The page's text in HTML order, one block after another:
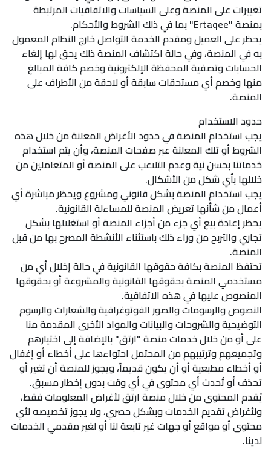
تغييرات على المنصة وعلى السياسات والاتفاقيات المرتبطة
بمنصة "Ertaqee" بما في ذلك الشروط والأحكام.
يحظر على العميل ومقدم الخدمة التواصل خارج النظام المعمول
به في المنصة، وفي حالة اكتشاف المنصة ذلك يحق لها إلغاء
الحسابات وتصفية المحفظة الإلكترونية وخصم كافة المبالغ
منها وخصم أي مستحقات سابقة أو لاحقة من الأطراف على
المنصة.
حدود الاستخدام
يجب استخدام المنصة في حدود الأغراض المعلنة من خلال هذه
الشروط أو تلك المعلنة عبر صفحات المنصة، وأن يتم استخدام
خدماتنا بحسن نية وعدم التلاعب على المنصة أو المتعاملين من
خلالها بأي شكل من الأشكال.
يجب استخدام المنصة بشكل قانوني ومشروع ويحظر مباشرة أي
أعمال من شأنها تعريض المنصة للمساءلة القانونية.
يحظر إعادة بيع أي جزء من أجزاء المنصة أو استغلالها بشكل
تجاري والتربح من وراء ذلك باستثناء الأنشطة المصرح بها من قبل
المنصة.
تحتفظ المنصة بكافة حقوقها القانونية في حالة إخلال أي من
مستخدمي المنصة بحقوقها القانونية والمشروعة أو بحقوقها
المنصوص عليها في هذه الاتفاقية.
النصوص والرسومات والصور الفوتوغرافية والشعارات والرسوم
التوضيحية والشروحات والبيانات والمواد الأخرى المقدمة منا
على أو من خلال خدمات منصة "ارتق" بالإضافة إلى اختيارهم
وتجميعهم وترتيبهم من المحتمل احتواءها على أخطاء أو إغفال
أو أخطاء مطبعية أو أن يكون قديماً، ويجوز للمنصة أن تغير أو
تحذف أو تُحدث أي محتوى في أي وقت بدون إخطار مسبق.
يُقدم المحتوى من خلال منصة ارتق لأغراض المعلومات فقط،
ولأغراض تقديم الخدمات وبشكل حصري، ولا يجوز تخصيصه لأي
محتوى أو مواقع أو جهات غير تابعة لنا أو لغير مقدمي الخدمات
لدينا.